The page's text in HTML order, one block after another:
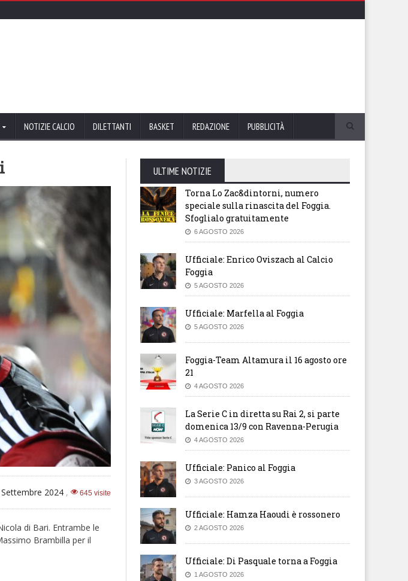
NOTIZIE CALCIO DILETTANTI BASKET REDAZIONE PUBBLICITÀ
2024 , 645 visite
di Bari. Entrambe le
Brambilla per il
ULTIME NOTIZIE
Torna Lo Zac&dintorni, numero
speciale sulla rinascita del Foggia.
Sfoglialo gratuitamente
6 AGOSTO 2026
Ufficiale: Enrico Oviszach al Calcio
Foggia
5 AGOSTO 2026
Ufficiale: Marfella al Foggia
5 AGOSTO 2026
Foggia-Team Altamura il 16 agosto ore
21
4 AGOSTO 2026
La Serie C in diretta su Rai 2, si parte
domenica 13/9 con Ravenna-Perugia
4 AGOSTO 2026
Ufficiale: Panico al Foggia
3 AGOSTO 2026
Ufficiale: Hamza Haoudi è rossonero
2 AGOSTO 2026
Ufficiale: Di Pasquale torna a Foggia
1 AGOSTO 2026